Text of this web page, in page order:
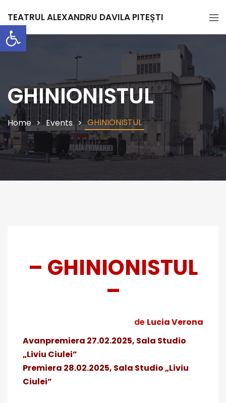
Deschide bara de unelte
TEATRUL ALEXANDRU DAVILA PITEȘTI
GHINIONISTUL
Home Events GHINIONISTUL
– GHINIONISTUL
–
de Lucia Verona
Avanpremiera 27.02.2025, Sala Studio
„Liviu Ciulei”
Premiera 28.02.2025, Sala Studio „Liviu
Ciulei”